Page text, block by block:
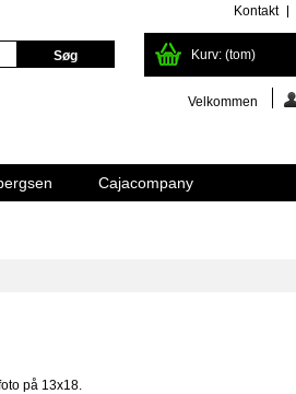
Kontakt
Kurv: (tom)
Velkommen
Cajacompany
på 13x18.